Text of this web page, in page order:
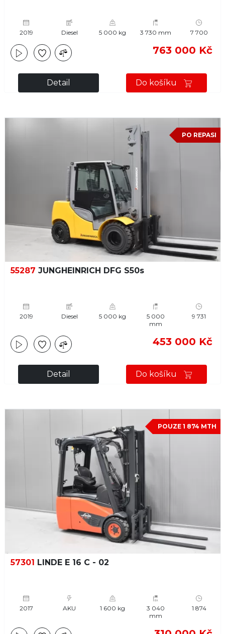
2019 Diesel 5 000 kg 3 730 mm 7 700
763 000 Kč
Detail Do košíku
PO REPASI
55287 JUNGHEINRICH DFG S50s
2019 Diesel 5 000 kg
5 000
mm
9 731
453 000 Kč
Detail Do košíku
POUZE 1 874 MTH
57301 LINDE E 16 C - 02
2017 AKU 1 600 kg
3 040
mm
1 874